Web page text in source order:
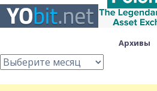
Архивы
Архивы